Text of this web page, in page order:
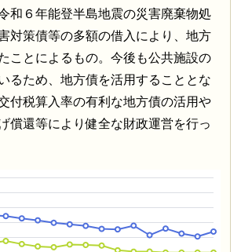
和６年能登半島地震の災害廃棄物処
対策債等の多額の借入により、地方
ことによるもの。今後も公共施設の
るため、地方債を活用することとな
付税算入率の有利な地方債の活用や
償還等により健全な財政運営を行っ